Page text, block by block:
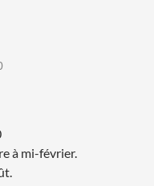
à mi-février.